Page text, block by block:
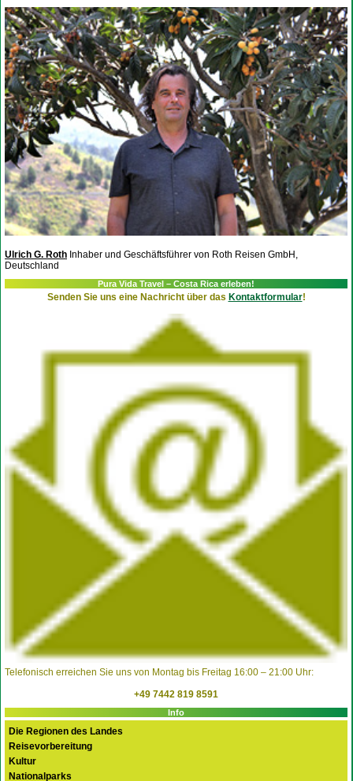
Ulrich G. Roth Inhaber und Geschäftsführer von Roth Reisen GmbH,
Deutschland
Pura Vida Travel – Costa Rica erleben!
Senden Sie uns eine Nachricht über das Kontaktformular!
Telefonisch erreichen Sie uns von Montag bis Freitag 16:00 – 21:00 Uhr:
+49 7442 819 8591
Info
Die Regionen des Landes
Reisevorbereitung
Kultur
Nationalparks